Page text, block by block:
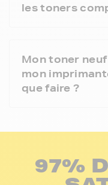
les toners
Mon toner
mon
que faire ?
97%